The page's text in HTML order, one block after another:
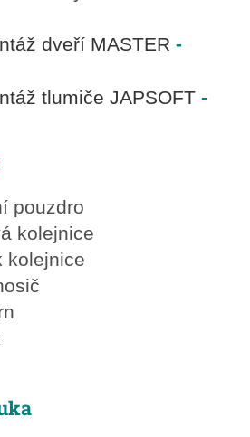
dveří MASTER -
tlumiče JAPSOFT -
pouzdro
kolejnice
kolejnice